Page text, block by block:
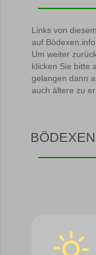
Links von
auf
Um weiter
klicken Sie bitte
gelangen dann
auch ältere zu